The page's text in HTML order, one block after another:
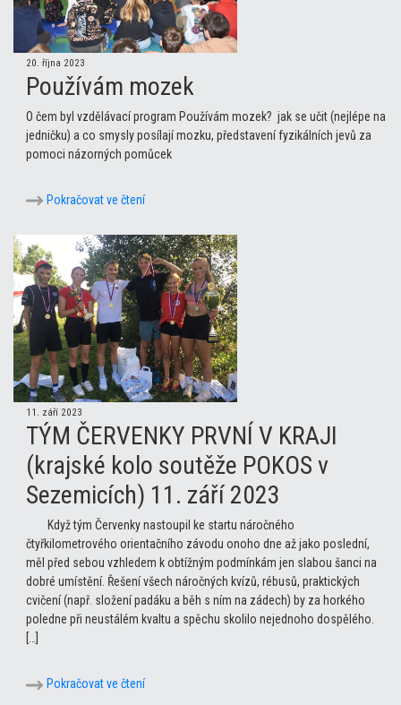
20. října 2023
Používám mozek
O čem byl vzdělávací program Používám mozek? jak se učit (nejlépe na
jedničku) a co smysly posílají mozku, představení fyzikálních jevů za
pomoci názorných pomůcek
Pokračovat ve čtení
11. září 2023
TÝM ČERVENKY PRVNÍ V KRAJI
(krajské kolo soutěže POKOS v
Sezemicích) 11. září 2023
Když tým Červenky nastoupil ke startu náročného
čtyřkilometrového orientačního závodu onoho dne až jako poslední,
měl před sebou vzhledem k obtížným podmínkám jen slabou šanci na
dobré umístění. Řešení všech náročných kvízů, rébusů, praktických
cvičení (např. složení padáku a běh s ním na zádech) by za horkého
poledne při neustálém kvaltu a spěchu skolilo nejednoho dospělého.
[…]
Pokračovat ve čtení